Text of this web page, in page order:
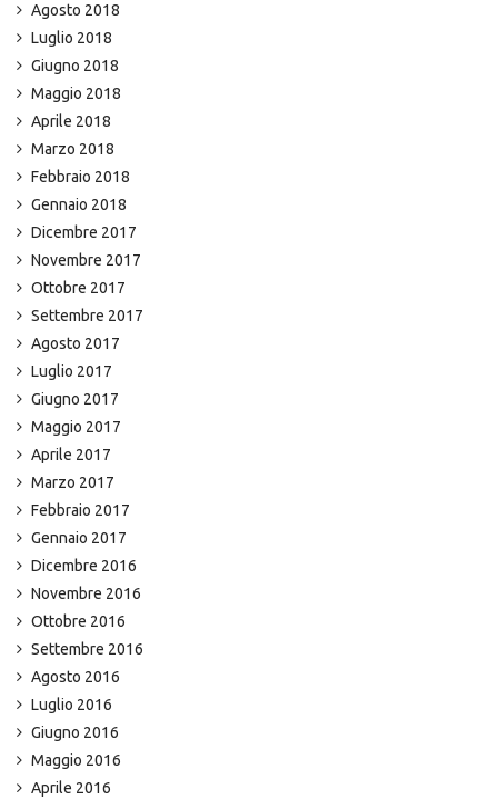
Agosto 2018
Luglio 2018
Giugno 2018
Maggio 2018
Aprile 2018
Marzo 2018
Febbraio 2018
Gennaio 2018
Dicembre 2017
Novembre 2017
Ottobre 2017
Settembre 2017
Agosto 2017
Luglio 2017
Giugno 2017
Maggio 2017
Aprile 2017
Marzo 2017
Febbraio 2017
Gennaio 2017
Dicembre 2016
Novembre 2016
Ottobre 2016
Settembre 2016
Agosto 2016
Luglio 2016
Giugno 2016
Maggio 2016
Aprile 2016